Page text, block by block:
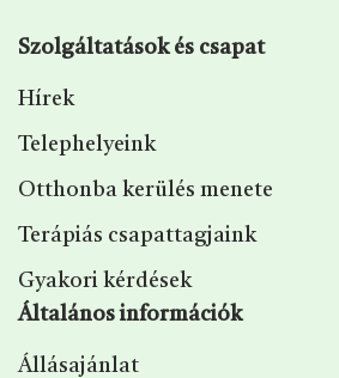
Szolgáltatások és csapat
Hírek
Telephelyeink
Otthonba kerülés menete
Terápiás csapattagjaink
Gyakori kérdések
Általános információk
Állásajánlat